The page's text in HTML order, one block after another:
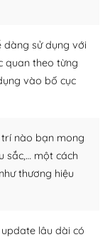
hỗ trợ bạn
vào
cần thiết. Có
themes và
có thể thỏa
cho mục đích
dàng sử dụng với
quan theo từng
vào bố cục
nào bạn mong
sắc,… một cách
thương hiệu
lâu dài có